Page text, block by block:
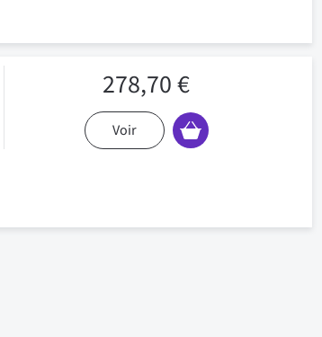
278,70 €
Voir